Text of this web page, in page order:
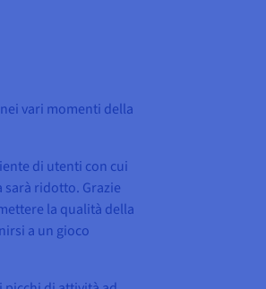
vari momenti della
di utenti con cui
sarà ridotto. Grazie
la qualità della
a un gioco